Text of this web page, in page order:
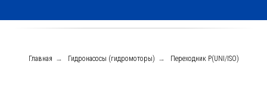
Главная → Гидронасосы (гидромоторы) → Переходник P(UNI/ISO)